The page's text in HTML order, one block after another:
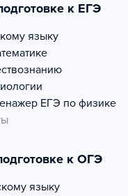
к ЕГЭ
языку
ЕГЭ по физике
к ОГЭ
языку